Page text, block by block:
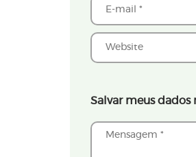
Salvar meus dados